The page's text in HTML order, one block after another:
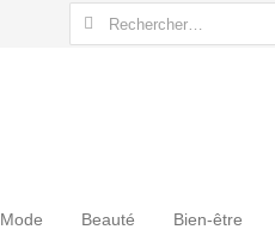
Rechercher :
Mode Beauté Bien-être